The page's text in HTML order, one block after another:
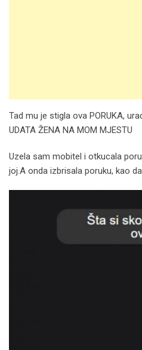
Tad mu je stigla ova PORUKA,
UDATA ŽENA NA MOM MJESTU
Uzela sam mobitel i otkucala
joj.A onda izbrisala poruku, kao